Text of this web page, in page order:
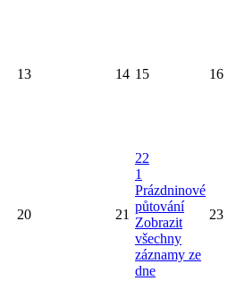
13 14 15 16
20 21
22
1
Prázdninové
půtování
Zobrazit
všechny
záznamy ze
dne
23